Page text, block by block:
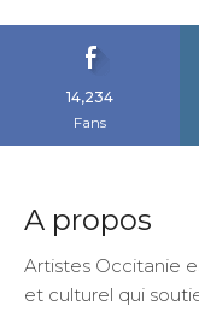
14,234
Fans
A propos
Artistes Occitanie
et culturel qui